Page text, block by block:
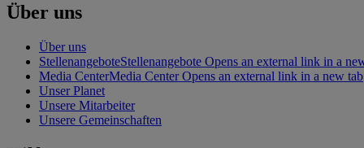
Über uns
Über uns
StellenangeboteStellenangebote Opens an external link in a
Media CenterMedia Center Opens an external link in a new tab
Unser Planet
Unsere Mitarbeiter
Unsere Gemeinschaften